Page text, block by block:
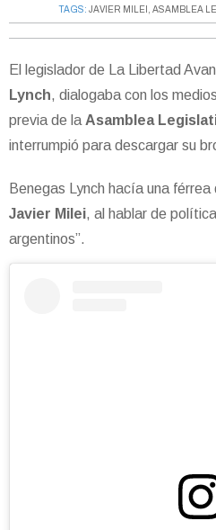
TAGS: JAVIER MILEI , ASAMBLEA
El legislador de La Libertad
Lynch, dialogaba con los
previa de la Asamblea
interrumpió para descargar su
Benegas Lynch hacía una
Javier Milei, al hablar de
argentinos”.